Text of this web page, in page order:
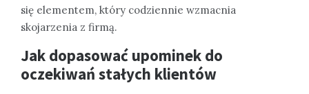
się elementem, który codziennie wzmacnia
skojarzenia z firmą.
Jak dopasować upominek do
oczekiwań stałych klientów